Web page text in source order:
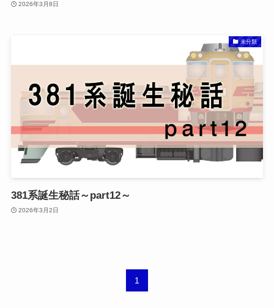
2026年3月8日
未分類
381系誕生秘話～part12～
2026年3月2日
1